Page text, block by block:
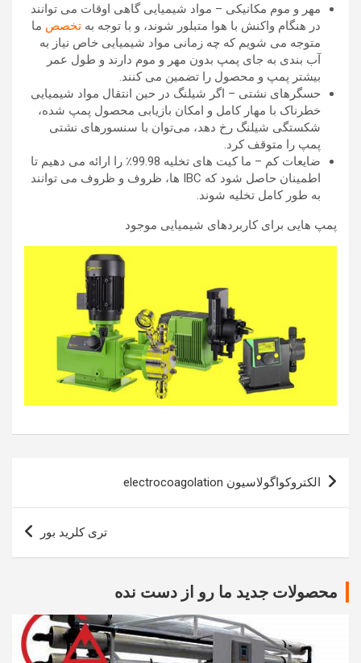
مهر و موم مکانیکی – مواد شیمیایی گاهی اوقات می توانند
در هنگام واکنش با هوا متبلور شوند، و با توجه به تخصص ما
متوجه می شویم که چه زمانی مواد شیمیایی خاص نیاز به
آب بندی به جای پمپ بدون مهر و موم دارند و طول عمر
بیشتر پمپ و محصول را تضمین می کنند.
حسگرهای نشتی – اگر شیلنگ در حین انتقال مواد شیمیایی
خطرناک با مهار کامل و امکان بازیابی محصول پمپ شده،
شکستگی شیلنگ رخ دهد، می‌توان با سنسورهای نشتی
پمپ را متوقف کرد.
ضایعات کم – ما کیت های تخلیه 99.98٪ را ارائه می دهیم تا
اطمینان حاصل شود که IBC ها، ظروف و ظروف می توانند
به طور کامل تخلیه شوند.
پمپ هایی برای کاربردهای شیمیایی موجود
راهبری
نوشته
الکتروکواگولاسیون electrocoagolation
تری کلرید بور
محصولات جدید ما رو از دست نده